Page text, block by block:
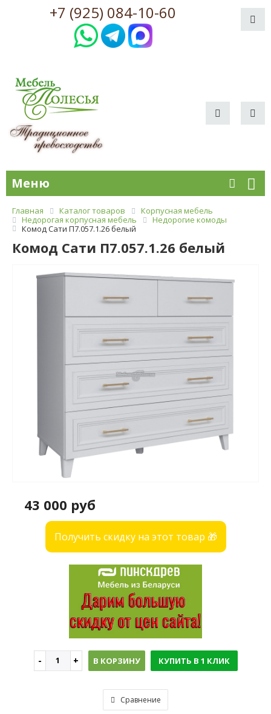
+7 (925) 084-10-60
Меню
Главная Каталог товаров
Корпусная мебель
Недорогая корпусная мебель
Недорогие комоды
Комод Сати П7.057.1.26 белый
Комод Сати П7.057.1.26 белый
43 000 руб
Получить скидку на этот товар 🎁
В КОРЗИНУ КУПИТЬ В 1 КЛИК
Сравнение